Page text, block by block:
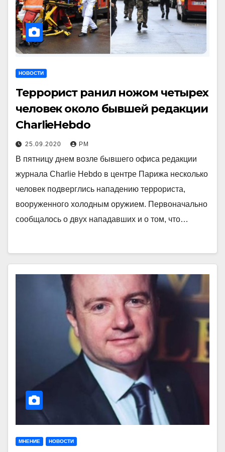
НОВОСТИ
Террорист ранил ножом четырех
человек около бывшей редакции
CharlieHebdo
25.09.2020 РМ
В пятницу днем ​​возле бывшего офиса редакции
журнала Charlie Hebdo в центре Парижа несколько
человек подверглись нападению террориста,
вооруженного холодным оружием. Первоначально
сообщалось о двух нападавших и о том, что…
МНЕНИЕ НОВОСТИ